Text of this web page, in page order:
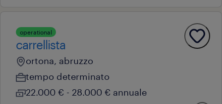
operational
carrellista
ortona, abruzzo
tempo determinato
22.000 € - 28.000 € annuale